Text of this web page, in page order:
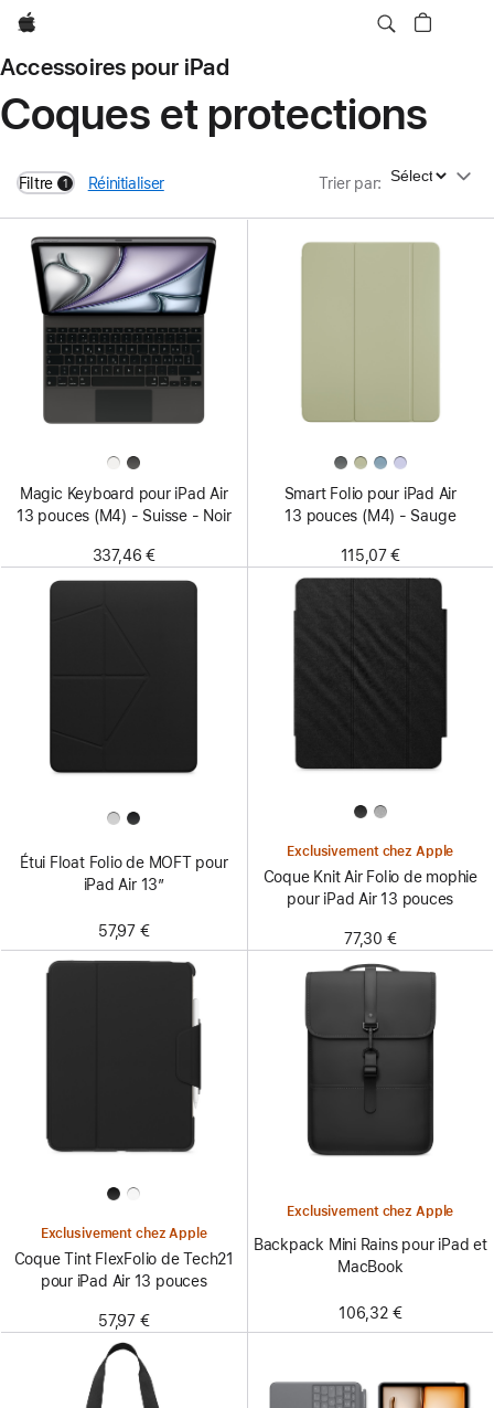
Apple
Accessoires pour iPad
Coques et protections
Filtre 1
filters active
Réinitialiser Trier par: Trier par
Magic Keyboard pour iPad Air
13 pouces (M4) - Suisse - Noir
337,46 €
Smart Folio pour iPad Air
13 pouces (M4) - Sauge
115,07 €
Étui Float Folio de MOFT pour
iPad Air 13″
57,97 €
Exclusivement chez Apple
Coque Knit Air Folio de mophie
pour iPad Air 13 pouces
77,30 €
Exclusivement chez Apple
Coque Tint FlexFolio de Tech21
pour iPad Air 13 pouces
57,97 €
Exclusivement chez Apple
Backpack Mini Rains pour iPad et
MacBook
106,32 €